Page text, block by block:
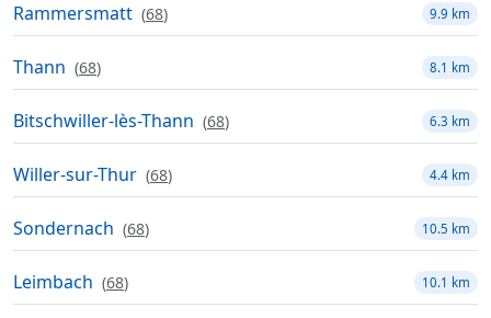
Rammersmatt (68) 9.9 km
Thann (68) 8.1 km
Bitschwiller-lès-Thann (68) 6.3 km
Willer-sur-Thur (68) 4.4 km
Sondernach (68) 10.5 km
Leimbach (68) 10.1 km